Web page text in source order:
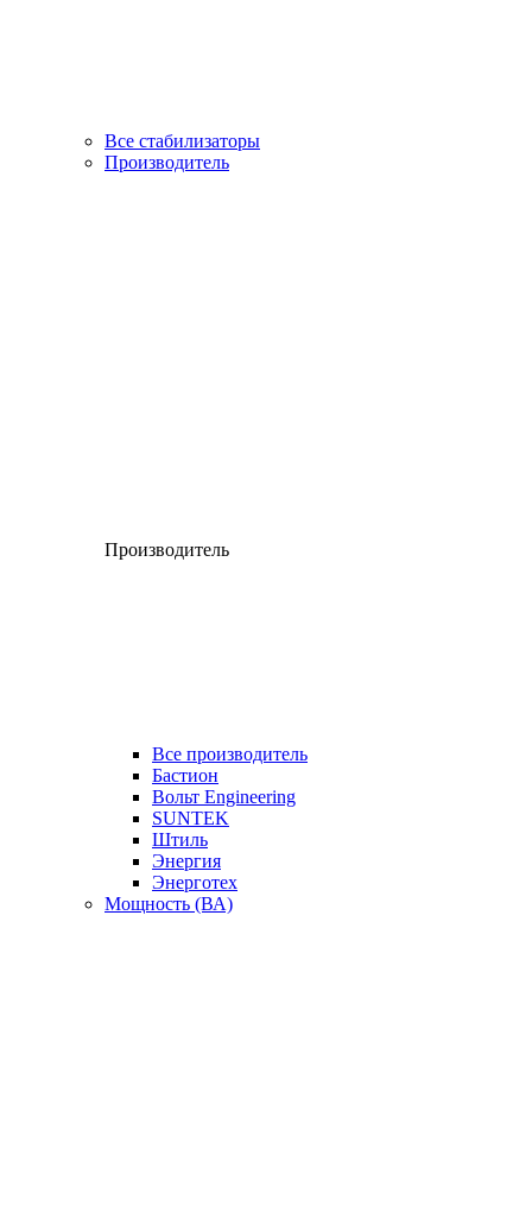
Все стабилизаторы
Производитель
Производитель
Все производитель
Бастион
Вольт Engineering
SUNTEK
Штиль
Энергия
Энерготех
Мощность (ВА)